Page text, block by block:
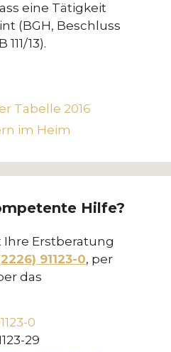
eine Tätigkeit
(BGH, Beschluss
13).
Tabelle 2016
im Heim
Hilfe?
Ihre Erstberatung
91123-0, per
das
0
29